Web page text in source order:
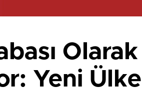
Yeni